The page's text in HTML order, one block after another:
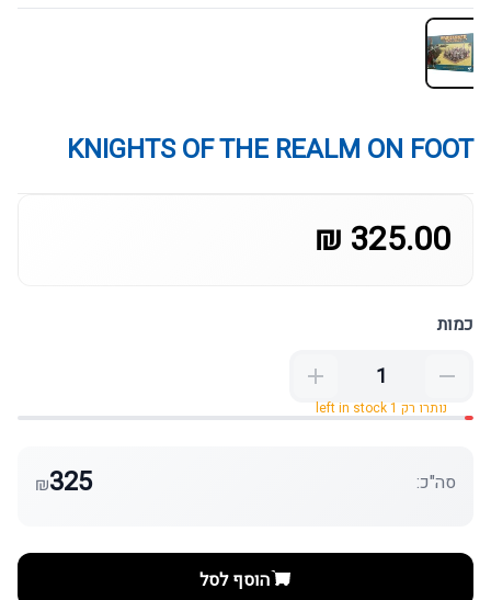
KNIGHTS OF THE REALM ON FOOT
325.00 ₪
כמות
נותרו רק 1 left in stock
סה"כ: 325
₪
הוסף לסל